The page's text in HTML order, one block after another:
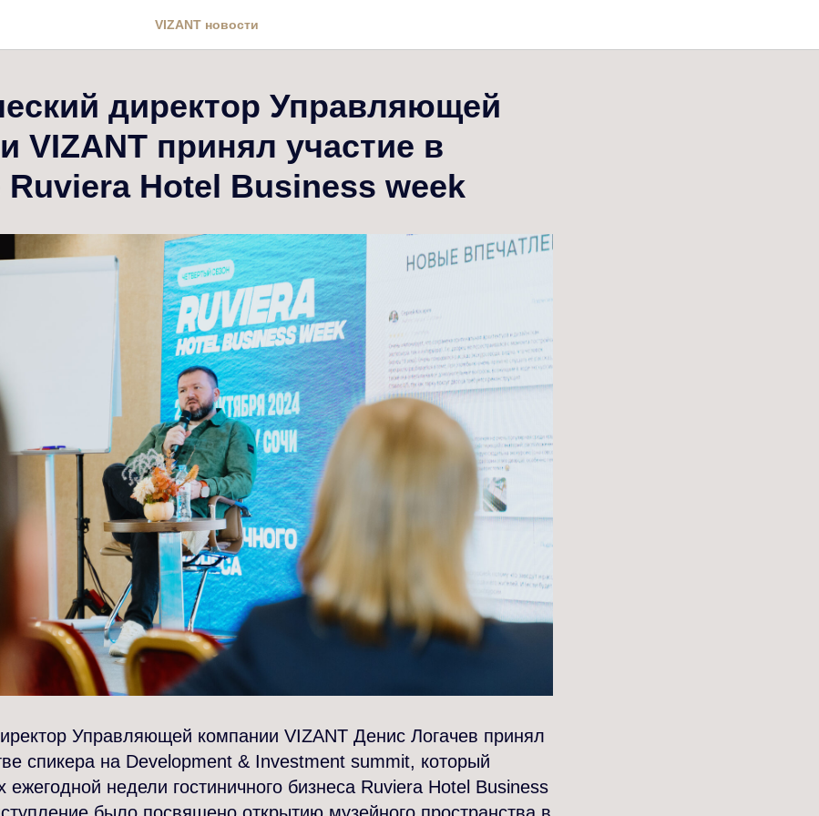
VIZANT новости
директор Управляющей
VIZANT принял участие в
Hotel Business week
Управляющей компании VIZANT Денис Логачев принял
спикера на Development & Investment summit, который
недели гостиничного бизнеса Ruviera Hotel Business